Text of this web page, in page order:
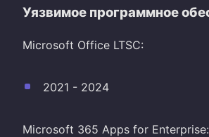
Уязвимое программное
Microsoft Office LTSC:
2021 - 2024
Microsoft 365 Apps for Enterprise: